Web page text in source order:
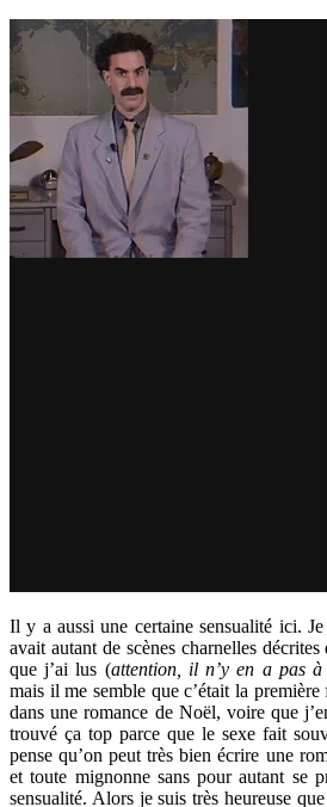
Il y a aussi une certaine sensualité ici.
avait autant de scènes charnelles
que j’ai lus (attention, il n’y en a pas
mais il me semble que c’était la
dans une romance de Noël, voire que
trouvé ça top parce que le sexe fait
pense qu’on peut très bien écrire une
et toute mignonne sans pour autant se
sensualité. Alors je suis très heureuse que